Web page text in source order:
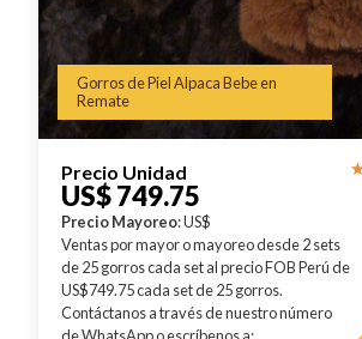
Gorros de Piel Alpaca Bebe en
Remate
Precio Unidad
US$ 749.75
Precio Mayoreo: US$
Ventas por mayor o mayoreo desde 2 sets
de 25 gorros cada set al precio FOB Perú de
US$749.75 cada set de 25 gorros.
Contáctanos a través de nuestro número